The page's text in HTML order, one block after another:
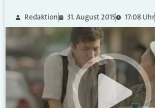
Redaktion 31. August 2015 17:08 Uhr